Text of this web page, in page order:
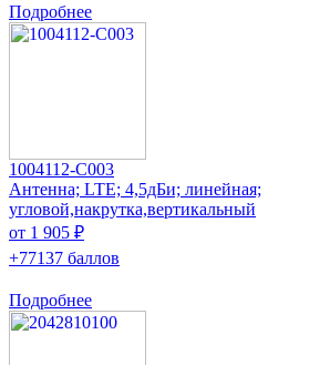
Подробнее
1004112-C003
Антенна; LTE; 4,5дБи; линейная;
угловой,накрутка,вертикальный
от 1 905 ₽
+77137 баллов
Подробнее